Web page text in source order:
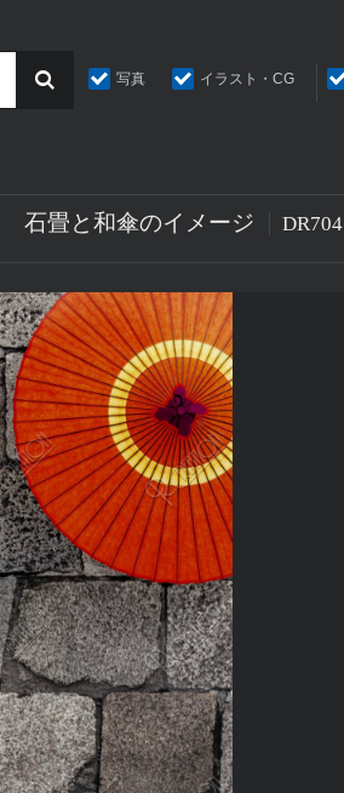
写真 イラスト・CG
石畳と和傘のイメージ DR704